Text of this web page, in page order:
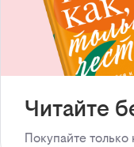
Читайте
Покупайте